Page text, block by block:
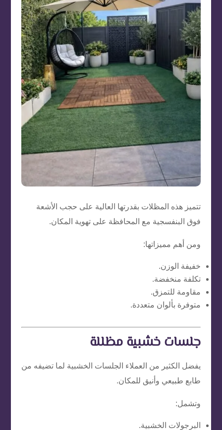
تتميز هذه المظلات بقدرتها العالية على حجب الأشعة
فوق البنفسجية مع المحافظة على تهوية المكان.
ومن أهم مميزاتها:
خفيفة الوزن.
تكلفة منخفضة.
مقاومة للتمزق.
متوفرة بألوان متعددة.
جلسات خشبية مظللة
يفضل الكثير من العملاء الجلسات الخشبية لما تضيفه من
طابع طبيعي وأنيق للمكان.
وتشمل:
البرجولات الخشبية.